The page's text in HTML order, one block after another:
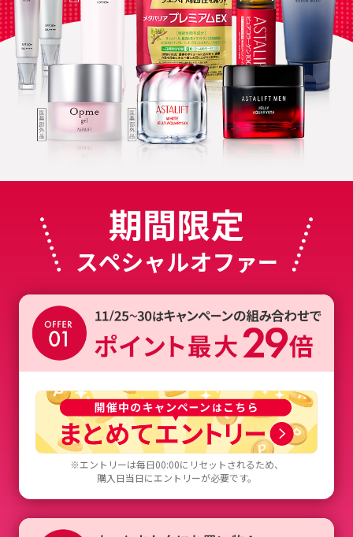
※エントリーは毎日00:00にリセットされるため、
購入日当日にエントリーが必要です。